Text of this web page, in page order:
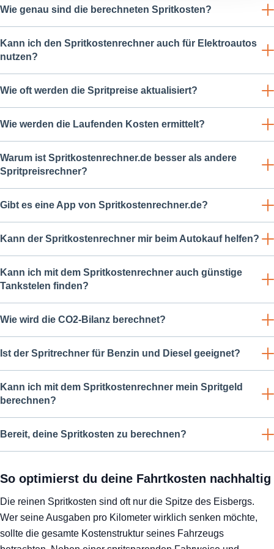
Anzeigen zu personalisieren, Funktionen für soziale
Informationen zu Ihrer Verwendung unserer Website an
unsere Partner für soziale Medien, Werbung und
Informationen möglicherweise mit weiteren Daten
zusammen, die Sie ihnen bereitgestellt haben oder die
sie im Rahmen Ihrer Nutzung der Dienste gesammelt
Wie genau sind die berechneten Spritkosten?
Kann ich den Spritkostenrechner auch für Elektroautos
nutzen?
Wie oft werden die Spritpreise aktualisiert?
Wie werden die Laufenden Kosten ermittelt?
Warum ist Spritkostenrechner.de besser als andere
Spritpreisrechner?
Gibt es eine App von Spritkostenrechner.de?
Kann der Spritkostenrechner mir beim Autokauf helfen?
Kann ich mit dem Spritkostenrechner auch günstige
Tankstelen finden?
Wie wird die CO2-Bilanz berechnet?
Ist der Spritrechner für Benzin und Diesel geeignet?
Kann ich mit dem Spritkostenrechner mein Spritgeld
berechnen?
Bereit, deine Spritkosten zu berechnen?
So optimierst du deine Fahrtkosten nachhaltig
Die reinen Spritkosten sind oft nur die Spitze des Eisbergs.
Wer seine Ausgaben pro Kilometer wirklich senken möchte,
sollte die gesamte Kostenstruktur seines Fahrzeugs